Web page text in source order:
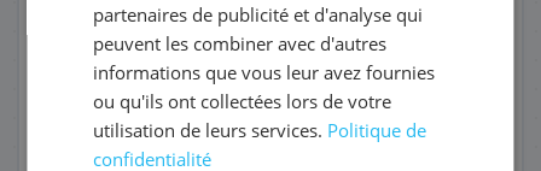
QUANTITÉ PAR LIVRAISON
DATE DE PREMIÈRE LIVRAISON SOUHAITÉE
partenaires de publicité et d'analyse qui
peuvent les combiner avec d'autres
informations que vous leur avez fournies
ou qu'ils ont collectées lors de votre
utilisation de leurs services. Politique de
confidentialité